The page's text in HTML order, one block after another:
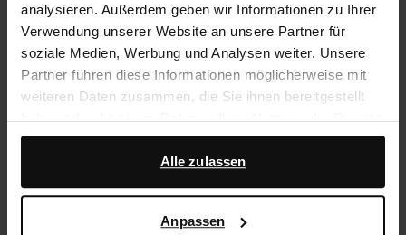
analysieren. Außerdem geben wir Informationen zu Ihrer
Verwendung unserer Website an unsere Partner für
soziale Medien, Werbung und Analysen weiter. Unsere
Partner führen diese Informationen möglicherweise mit
weiteren Daten zusammen, die Sie ihnen bereitgestellt
haben oder die sie im Rahmen Ihrer Nutzung der Dienste
gesammelt haben.
Darüber hinaus arbeiten wir mit Google zu Werbe- und
darüber, wie Google Ihre personenbezogenen Daten
Alle zulassen
Anpassen
Produktbeschreibung
Diese schwarzen Chelsea Boots der Marke Sacha
haben einen 4 cm hohen Absatz, eine Schafthöhe von
Modell in Größe 37). Die Chelseas sind vollständig aus
Produktdetails